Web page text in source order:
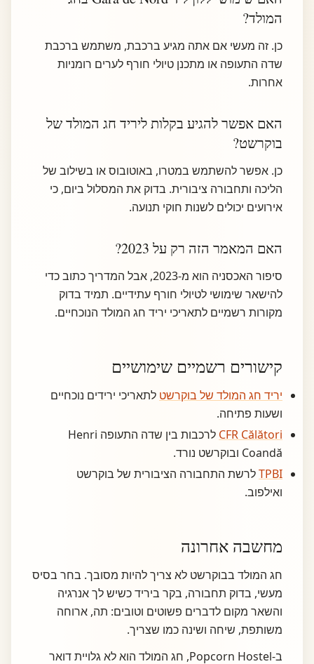
המולד?
כן. זה מעשי אם אתה מגיע ברכבת, משתמש ברכבת
שדה התעופה או מתכנן טיולי חורף לערים רומניות
אחרות.
האם אפשר להגיע בקלות ליריד חג המולד של
בוקרשט?
כן. אפשר להשתמש במטרו, באוטובוס או בשילוב של
הליכה ותחבורה ציבורית. בדוק את המסלול ביום, כי
אירועים יכולים לשנות חוקי תנועה.
האם המאמר הזה רק על 2023?
סיפור האכסניה הוא מ-2023, אבל המדריך כתוב כדי
להישאר שימושי לטיולי חורף עתידיים. תמיד בדוק
מקורות רשמיים לתאריכי יריד חג המולד הנוכחיים.
קישורים רשמיים שימושיים
יריד חג המולד של בוקרשט לתאריכי ירידים נוכחיים
ושעות פתיחה.
CFR Călători
לרכבות בין שדה התעופה Henri
Coandă ובוקרשט נורד.
TPBIלרשת התחבורה הציבורית של בוקרשט
ואילפוב.
מחשבה אחרונה
חג המולד בבוקרשט לא צריך להיות מסובך. בחר בסיס
מעשי, בדוק תחבורה, בקר ביריד כשיש לך אנרגיה
והשאר מקום לדברים פשוטים וטובים: תה, ארוחה
משותפת, שיחה ושינה כמו שצריך.
ב-Popcorn Hostel, חג המולד הוא לא גלויית דואר